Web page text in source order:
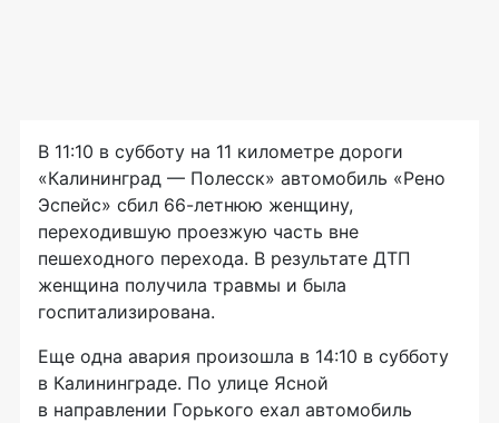
В 11:10 в субботу на 11 километре дороги
«Калининград — Полесск» автомобиль «Рено
Эспейс» сбил 66-летнюю женщину,
переходившую проезжую часть вне
пешеходного перехода. В результате ДТП
женщина получила травмы и была
госпитализирована.
Еще одна авария произошла в 14:10 в субботу
в Калининграде. По улице Ясной
в направлении Горького ехал автомобиль